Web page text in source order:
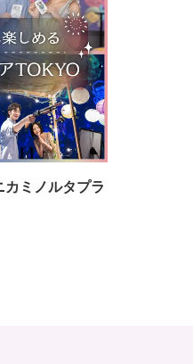
ミノルタプラ